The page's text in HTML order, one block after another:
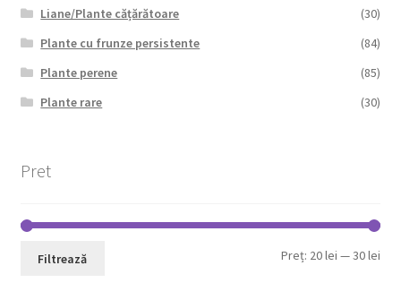
Liane/Plante cățărătoare
(30)
Plante cu frunze persistente
(84)
Plante perene
(85)
Plante rare
(30)
Pret
Filtrează Preț: 20 lei —30 lei